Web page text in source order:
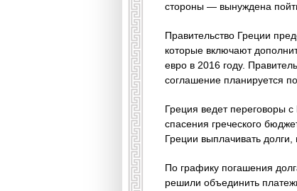
стороны — вынуждена
Правительство Греции
которые включают
евро в 2016 году.
соглашение планируется
Греция ведет переговоры
спасения греческого
Греции выплачивать долги,
По графику погашения
решили объединить